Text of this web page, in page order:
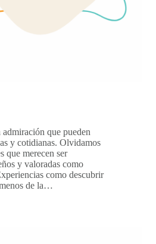
que pueden
y cotidianas. Olvidamos
que merecen ser
y valoradas como
como descubrir
de la…